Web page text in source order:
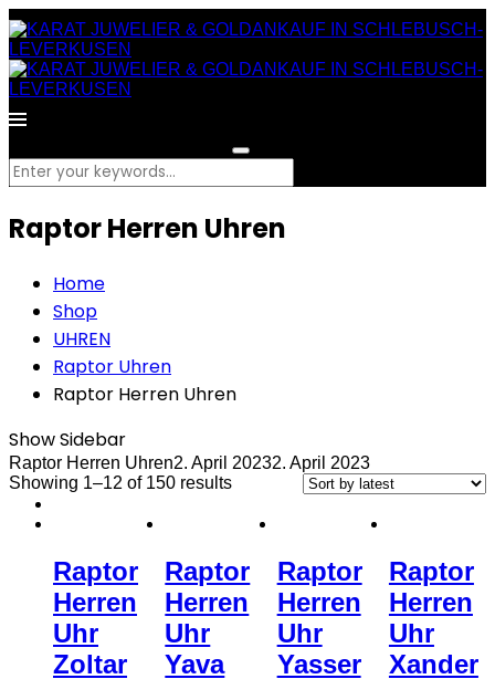
Raptor Herren Uhren
Home
Shop
UHREN
Raptor Uhren
Raptor Herren Uhren
Show Sidebar
Raptor Herren Uhren2. April 20232. April 2023
Showing 1–12 of 150 results
Raptor
Herren
Uhr
Zoltar
Raptor
Herren
Uhr
Yava
Raptor
Herren
Uhr
Yasser
Raptor
Herren
Uhr
Xander